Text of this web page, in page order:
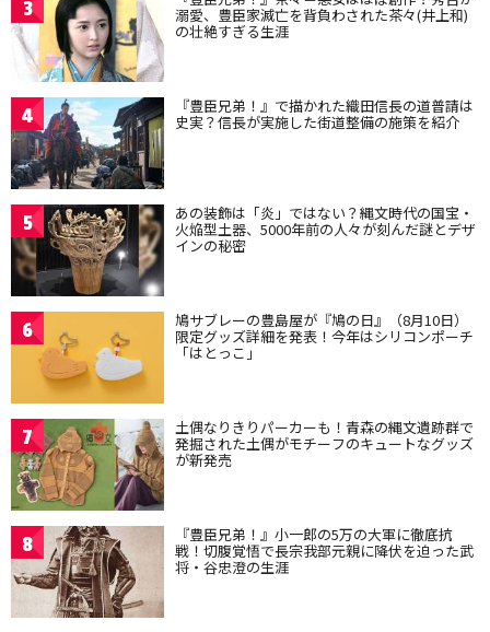
3 溺愛、豊臣家滅亡を背負わされた茶々(井上和)
の壮絶すぎる生涯
4 『豊臣兄弟！』で描かれた織田信長の道普請は
史実？信長が実施した街道整備の施策を紹介
5 あの装飾は「炎」ではない？縄文時代の国宝・
火焔型土器、5000年前の人々が刻んだ謎とデザ
インの秘密
6 鳩サブレーの豊島屋が『鳩の日』（8月10日）
限定グッズ詳細を発表！今年はシリコンポーチ
「はとっこ」
7 土偶なりきりパーカーも！青森の縄文遺跡群で
発掘された土偶がモチーフのキュートなグッズ
が新発売
8 『豊臣兄弟！』小一郎の5万の大軍に徹底抗
戦！切腹覚悟で長宗我部元親に降伏を迫った武
将・谷忠澄の生涯